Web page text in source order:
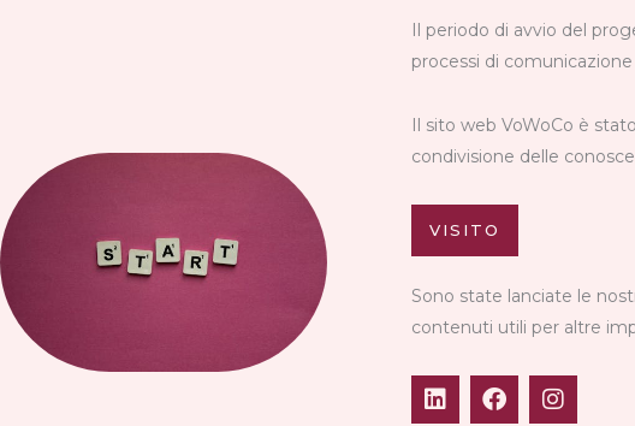
Il periodo di avvio del
processi di
Il sito web VoWoCo è
condivisione delle
VISITO
Sono state lanciate le
contenuti utili per altre
L
i
F
a
I
n